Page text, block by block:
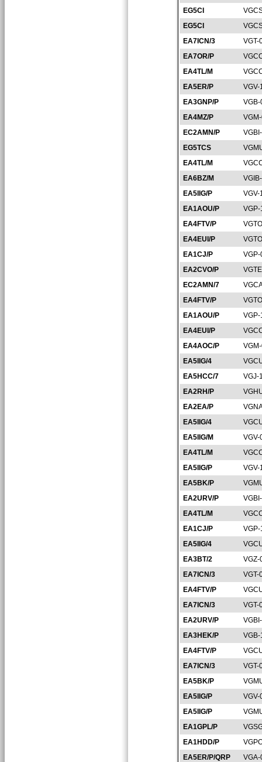
EG5CI
EG5CI
EA7ICN/3
VGT-
EA7OR/P
EA4TL/M
EA5ER/P
VGV-
EA3GNP/P
EA4MZ/P
EC2AMN/P
EG5TCS
EA4TL/M
EA6BZ/M
EA5IIG/P
VGV-
EA1AOU/P
EA4FTV/P
EA4EUI/P
EA1CJ/P
EA2CVO/P
EC2AMN/7
EA4FTV/P
EA1AOU/P
EA4EUI/P
EA4AOC/P
EA5IIG/4
EA5HCC/7
VGJ-
EA2RH/P
EA2EA/P
EA5IIG/4
EA5IIG/M
VGV-
EA4TL/M
EA5IIG/P
VGV-
EA5BK/P
EA2URV/P
EA4TL/M
EA1CJ/P
VGP-
EA5IIG/4
EA3BT/2
VGZ-
EA7ICN/3
VGT-
EA4FTV/P
EA7ICN/3
VGT-
EA2URV/P
EA3HEK/P
EA4FTV/P
EA7ICN/3
VGT-
EA5BK/P
EA5IIG/P
VGV-
EA5IIG/P
EA1GPL/P
EA1HDD/P
EA5ER/P/QRP